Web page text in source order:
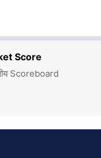
Score
Scoreboard